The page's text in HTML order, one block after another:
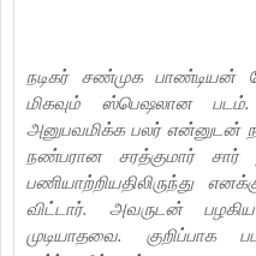
நடிகர் சண்முக பாண்டியன்
மிகவும் ஸ்பெஷலான
அனுபவமிக்க பலர் என்னுடன்
நண்பரான சரத்குமார் சார்
பணியாற்றியதிலிருந்து
விட்டார். அவருடன்
முடியாதவை. குறிப்பாக